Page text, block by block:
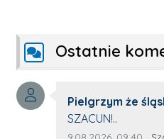
Ostatnie
Autor
Pielgrzym że
Treść komentarza:
SZACUN!..
Data dodania